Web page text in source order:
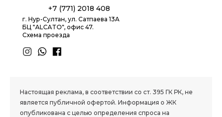
+7 (771) 2018 408
г. Нур-Султан, ул. Сатпаева 13А
БЦ "ALCATO", офис 47.
Схема проезда
Настоящая реклама, в соответствии со ст. 395 ГК РК, не
является публичной офертой. Информация о ЖК
опубликована с целью определения спроса на